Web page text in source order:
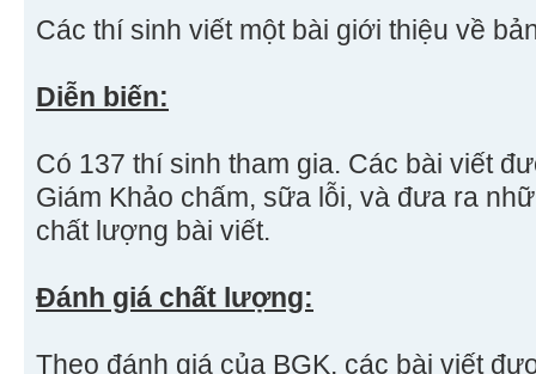
Các thí sinh viết một bài giới thiệu về
Diễn biến:
Có 137 thí sinh tham gia. Các bài viết
Giám Khảo chấm, sữa lỗi, và đưa ra
chất lượng bài viết.
Đánh giá chất lượng:
Theo đánh giá của BGK, các bài viết